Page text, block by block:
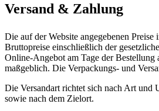
Versand & Zahlung
Die auf der Website angegebenen
Bruttopreise einschließlich der
Online-Angebot am Tage der Bestellung
maßgeblich. Die Verpackungs- und
Die Versandart richtet sich nach Art und
sowie nach dem Zielort.